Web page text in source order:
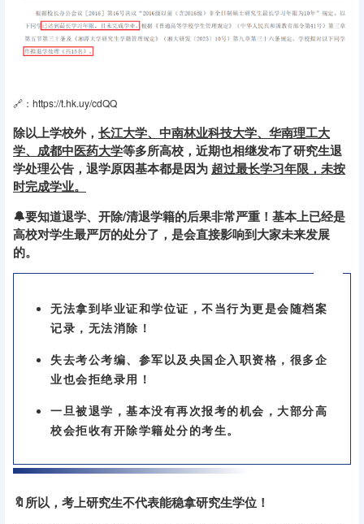
🔗：https://t.hk.uy/cdQQ
除以上学校外， 长江大学、中南林业科技大学、华南理工大
学、成都中医药大学等多所高校，近期也相继发布了研究生退
学处理公告，退学原因基本都是因为 超过最长学习年限，未按
时完成学业。
🔔要知道退学、开除/清退学籍的后果非常严重！基本上已经是
高校对学生最严厉的处分了，是会直接影响到大家未来发展
的。
无法拿到毕业证和学位证，不当行为更是会随档案
记录，无法消除！
失去考公考编、参军以及央国企入职资格，很多企
业也会拒绝录用！
一旦被退学，基本没有再次报考的机会，大部分高
校会拒收有开除学籍处分的考生。
🔖所以，考上研究生不代表能稳拿研究生学位！